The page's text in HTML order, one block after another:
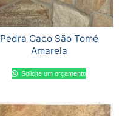
Pedra Caco São Tomé
Amarela
Solicite um orçamento